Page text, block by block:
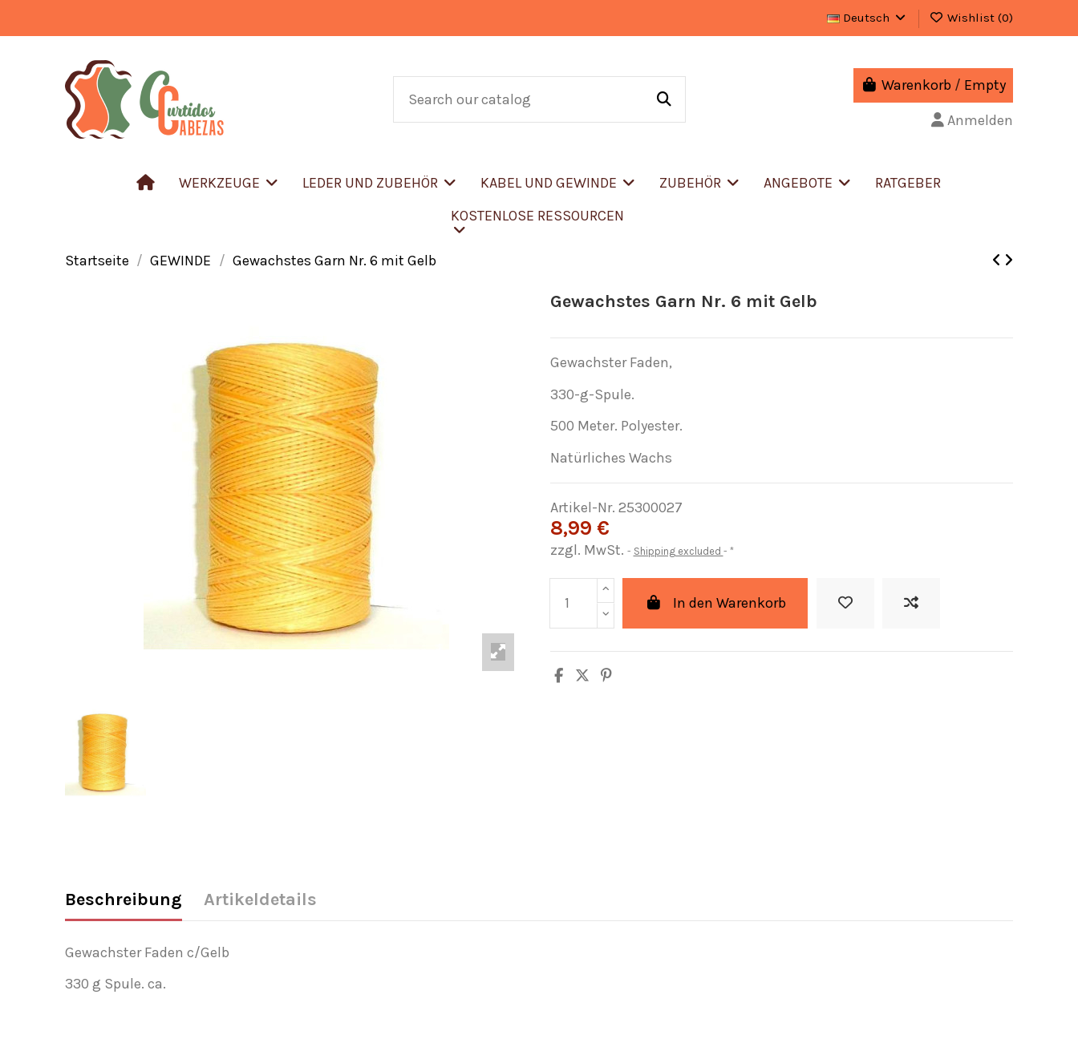
Deutsch Wishlist (0)
Warenkorb / Empty
Anmelden
WERKZEUGE LEDER UND ZUBEHÖR KABEL UND GEWINDE ZUBEHÖR ANGEBOTE
RATGEBER
KOSTENLOSE RESSOURCEN
Startseite GEWINDE Gewachstes Garn Nr. 6 mit Gelb
Gewachstes Garn Nr. 6 mit Gelb
Gewachster Faden,
330-g-Spule.
500 Meter. Polyester.
Natürliches Wachs
Artikel-Nr. 25300027
8,99 €
zzgl. MwSt. Shipping excluded *
In den Warenkorb
Beschreibung Artikeldetails
Gewachster Faden c/Gelb
330 g Spule. ca.